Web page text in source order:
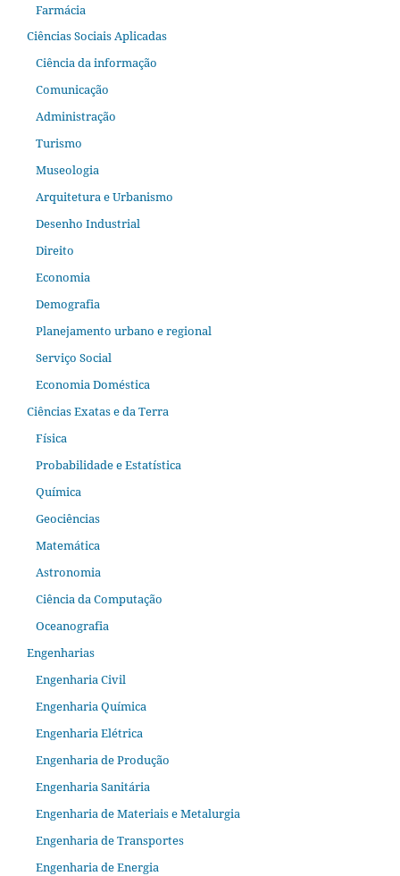
Farmácia
Ciências Sociais Aplicadas
Ciência da informação
Comunicação
Administração
Turismo
Museologia
Arquitetura e Urbanismo
Desenho Industrial
Direito
Economia
Demografia
Planejamento urbano e regional
Serviço Social
Economia Doméstica
Ciências Exatas e da Terra
Física
Probabilidade e Estatística
Química
Geociências
Matemática
Astronomia
Ciência da Computação
Oceanografia
Engenharias
Engenharia Civil
Engenharia Química
Engenharia Elétrica
Engenharia de Produção
Engenharia Sanitária
Engenharia de Materiais e Metalurgia
Engenharia de Transportes
Engenharia de Energia